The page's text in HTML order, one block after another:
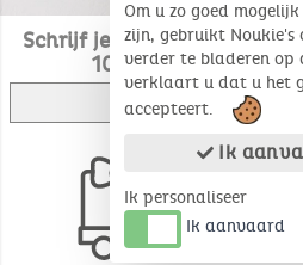
Schrijf je in voor onze
10% korting op je
Ik schrijf me in
Om u zo goed
zijn, gebruikt Noukie's
verder te bladeren op
verklaart u dat u het
accepteert.
Ik
Ik personaliseer
Ik aanvaard